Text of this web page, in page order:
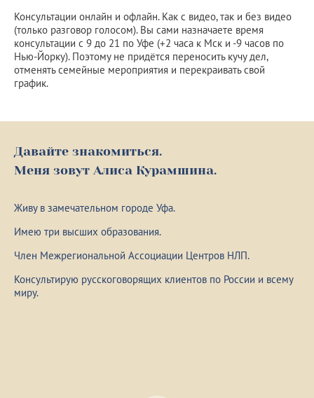
Консультации онлайн и офлайн. Как с видео, так и без видео
(только разговор голосом). Вы сами назначаете время
консультации с 9 до 21 по Уфе (+2 часа к Мск и -9 часов по
Нью-Йорку). Поэтому не придётся переносить кучу дел,
отменять семейные мероприятия и перекраивать свой
график.
Давайте знакомиться.
Меня зовут Алиса Курамшина.
Живу в замечательном городе Уфа.
Имею три высших образования.
Член Межрегиональной Ассоциации Центров НЛП.
Консультирую русскоговорящих клиентов по России и всему
миру.